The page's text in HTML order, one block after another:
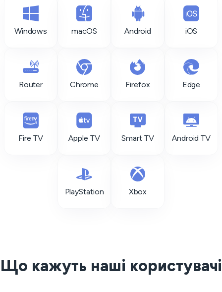
Windows macOS Android iOS
Router Chrome Firefox Edge
Fire TV Apple TV Smart TV Android TV
PlayStation Xbox
Що кажуть наші користувачі